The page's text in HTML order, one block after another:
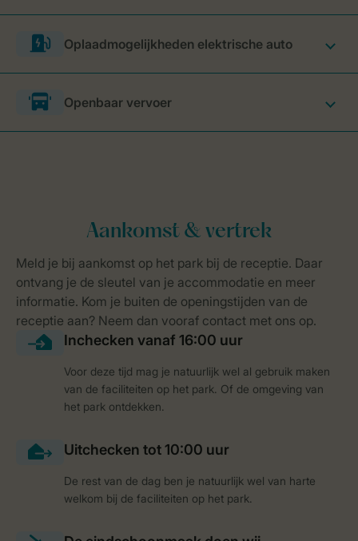
Oplaadmogelijkheden elektrische auto
Openbaar vervoer
Voor deze tijd mag je natuurlijk wel al gebruik maken
van de faciliteiten op het park. Of de omgeving van
het park ontdekken.
De rest van de dag ben je natuurlijk wel van harte
welkom bij de faciliteiten op het park.